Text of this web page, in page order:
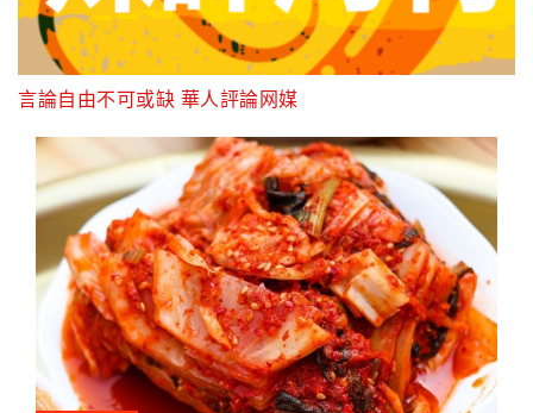
言論自由不可或缺 華人評論网媒